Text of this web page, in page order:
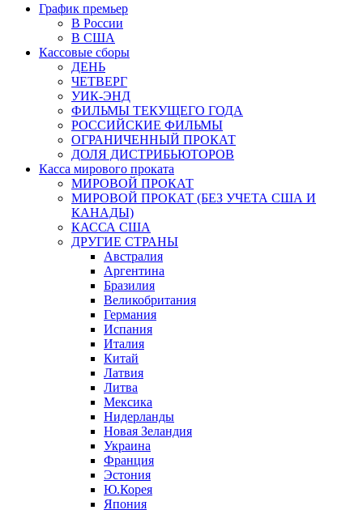
График премьер
В России
В США
Кассовые сборы
ДЕНЬ
ЧЕТВЕРГ
УИК-ЭНД
ФИЛЬМЫ ТЕКУЩЕГО ГОДА
РОССИЙСКИЕ ФИЛЬМЫ
ОГРАНИЧЕННЫЙ ПРОКАТ
ДОЛЯ ДИСТРИБЬЮТОРОВ
Касса мирового проката
МИРОВОЙ ПРОКАТ
МИРОВОЙ ПРОКАТ (БЕЗ УЧЕТА США И
КАНАДЫ)
КАССА США
ДРУГИЕ СТРАНЫ
Австралия
Аргентина
Бразилия
Великобритания
Германия
Испания
Италия
Китай
Латвия
Литва
Мексика
Нидерланды
Новая Зеландия
Украина
Франция
Эстония
Ю.Корея
Япония